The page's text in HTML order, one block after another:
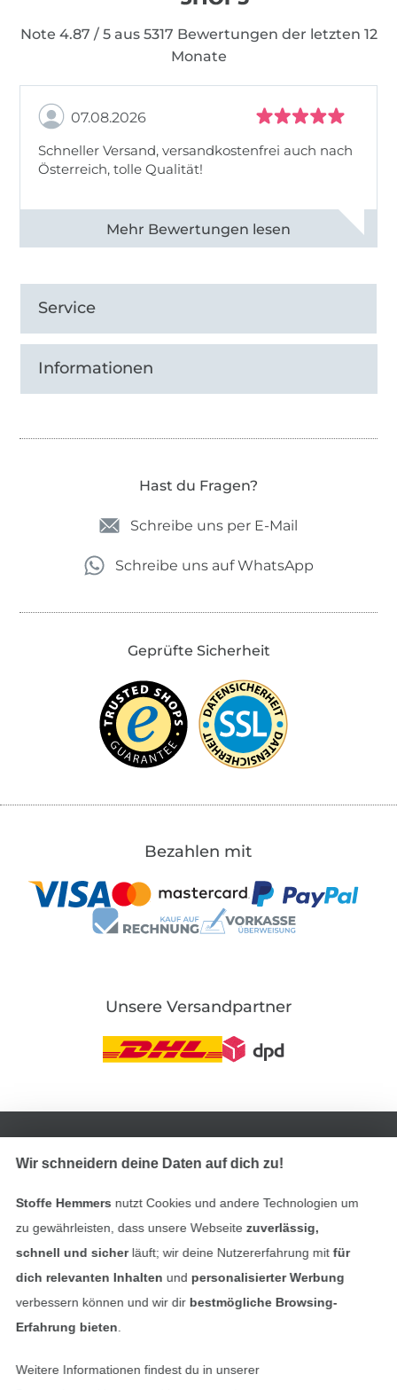
Note 4.87 / 5 aus 5317 Bewertungen der letzten 12
Monate
07.08.2026
Schneller Versand, versandkostenfrei auch nach
Österreich, tolle Qualität!
Alle 82990 Bewertungen ansehen
Service
Informationen
Hast du Fragen?
Schreibe uns per E-Mail
Schreibe uns auf WhatsApp
Geprüfte Sicherheit
Bezahlen mit
Unsere Versandpartner
Impressum
AGB
Datenschutz
Wir schneidern deine Daten auf dich zu!
Stoffe Hemmers nutzt Cookies und andere Technologien um
zu gewährleisten, dass unsere Webseite zuverlässig,
schnell und sicherläuft; wir deine Nutzererfahrung mitfür
dich relevanten Inhalten und personalisierter Werbung
verbessern können und wir dir bestmögliche Browsing-
Erfahrung bieten
Weitere Informationen findest du in unserer